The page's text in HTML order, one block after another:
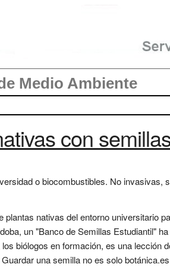
Medio Ambiente
con
o biocombustibles. No invasivas,
nativas del entorno universitario
un "Banco de Semillas Estudiantil"
biólogos en formación, es una lección
una semilla no es solo